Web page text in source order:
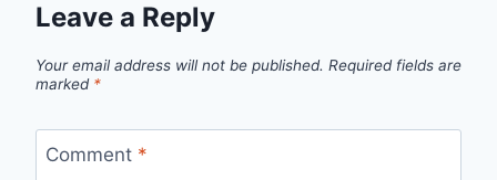
Leave a Reply
Your email address will not be published. Required fields are
marked *
Comment *